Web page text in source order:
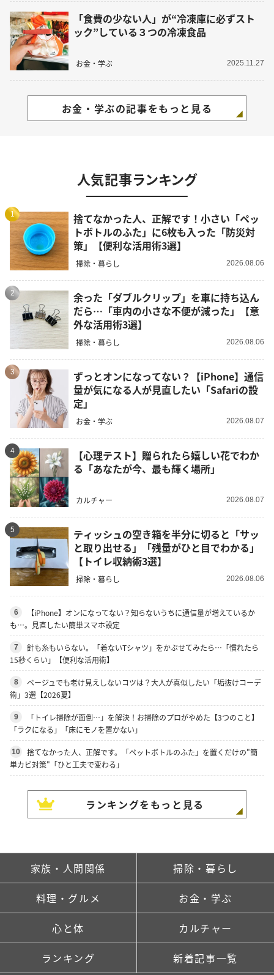
「食費の少ない人」が“冷凍庫に必ずスト
ック”している３つの冷凍食品
お金・学ぶ 2025.11.27
お金・学ぶの記事をもっと見る
人気記事ランキング
1
捨てなかった人、正解です！小さい「ペッ
トボトルのふた」に6枚も入った「防災対
策」【便利な活用術3選】
掃除・暮らし 2026.08.06
2
余った「ダブルクリップ」を車に持ち込ん
だら…「車内の小さな不便が減った」【意
外な活用術3選】
掃除・暮らし 2026.08.06
3
ずっとオンになってない？【iPhone】通信
量が気になる人が見直したい「Safariの設
定」
お金・学ぶ 2026.08.07
4
【心理テスト】贈られたら嬉しい花でわか
る「あなたが今、最も輝く場所」
カルチャー 2026.08.07
5
ティッシュの空き箱を半分に切ると「サッ
と取り出せる」「残量がひと目でわかる」
【トイレ収納術3選】
掃除・暮らし 2026.08.06
6
【iPhone】オンになってない？知らないうちに通信量が増えているか
も…。見直したい簡単スマホ設定
7
針も糸もいらない。「着ないTシャツ」をかぶせてみたら…「慣れたら
15秒くらい」【便利な活用術】
8
ベージュでも老け見えしないコツは？大人が真似したい「垢抜けコーデ
術」3選【2026夏】
9
「トイレ掃除が面倒…」を解決！お掃除のプロがやめた【3つのこと】
「ラクになる」「床にモノを置かない」
10
捨てなかった人、正解です。「ペットボトルのふた」を置くだけの"簡
単カビ対策"「ひと工夫で変わる」
ランキングをもっと見る
家族・人間関係 掃除・暮らし
料理・グルメ お金・学ぶ
心と体 カルチャー
ランキング 新着記事一覧